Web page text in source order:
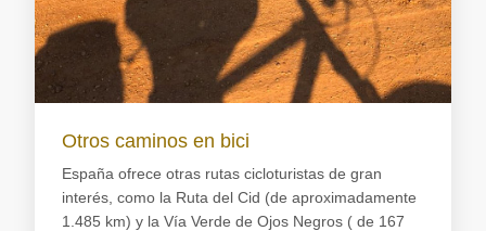
Otros caminos en bici
España ofrece otras rutas cicloturistas de gran
interés, como la Ruta del Cid (de aproximadamente
1.485 km) y la Vía Verde de Ojos Negros ( de 167